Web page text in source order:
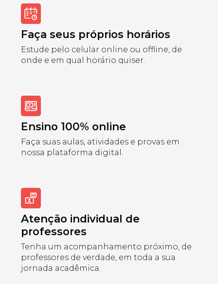
Faça seus próprios horários
Estude pelo celular online ou offline, de
onde e em qual horário quiser.
Ensino 100% online
Faça suas aulas, atividades e provas em
nossa plataforma digital.
Atenção individual de
professores
Tenha um acompanhamento próximo, de
professores de verdade, em toda a sua
jornada acadêmica.